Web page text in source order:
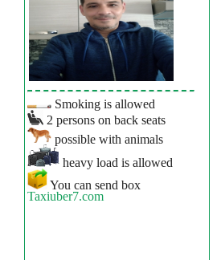
Smoking is allowed
2 persons on back seats
possible with animals
heavy load is allowed
You can send box
Taxiuber7.com